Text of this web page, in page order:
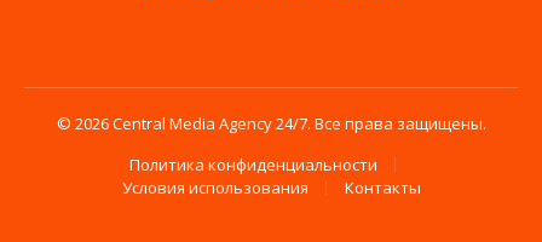
© 2026 Central Media Agency 24/7. Все права защищены.
Политика конфиденциальности
Условия использования
Контакты